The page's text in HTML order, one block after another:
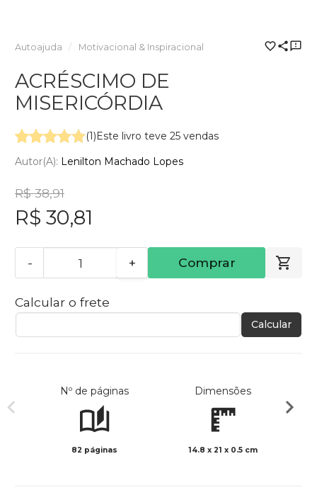
Autoajuda Motivacional & Inspiracional
ACRÉSCIMO DE
MISERICÓRDIA
(1)Este livro teve 25 vendas
Autor(a): Lenilton Machado Lopes
R$ 38,91
R$ 30,81
- + Comprar
Calcular o frete
Calcular
Nº de páginas
82 páginas
Dimensões
14.8 x 21 x 0.5 cm